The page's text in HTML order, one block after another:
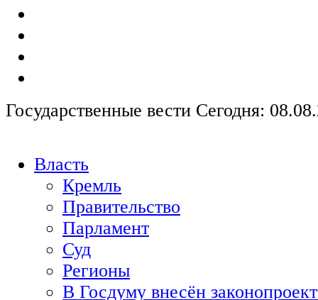
Государственные вести Сегодня:
Власть
Кремль
Правительство
Парламент
Суд
Регионы
В Госдуму внесён